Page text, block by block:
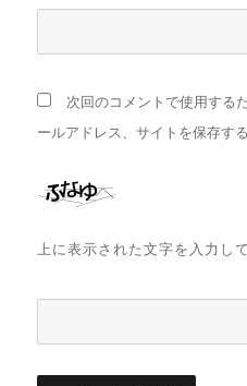
次回のコメントで使用する
ールアドレス、サイトを保存する
上に表示された文字を入力し